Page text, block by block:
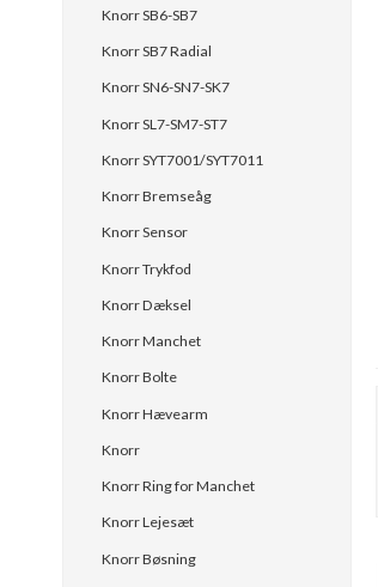
Knorr SB6-SB7
Knorr SB7 Radial
Knorr SN6-SN7-SK7
Knorr SL7-SM7-ST7
Knorr SYT7001/SYT7011
Knorr Bremseåg
Knorr Sensor
Knorr Trykfod
Knorr Dæksel
Knorr Manchet
Knorr Bolte
Knorr Hævearm
Knorr
Knorr Ring for Manchet
Knorr Lejesæt
Knorr Bøsning